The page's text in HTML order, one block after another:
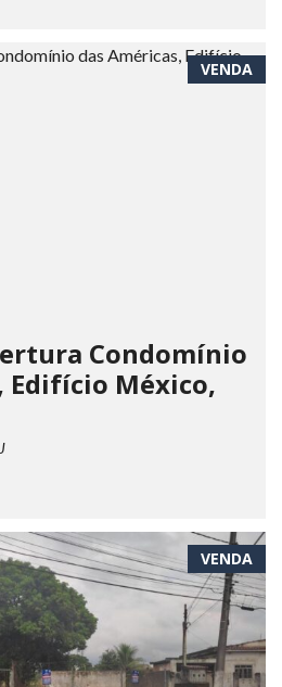
VENDA
Condomínio
Edifício México,
VENDA